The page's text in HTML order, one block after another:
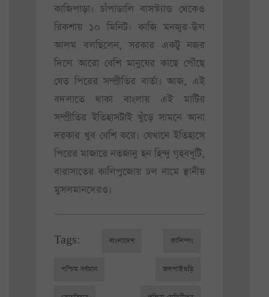
কাজিপাড়া। চাঁপাডালি বাসস্ট্যান্ড থেকেও
রিকশায় ১০ মিনিট। কাজি মনজুর-উল
আলম বলছিলেন, সরকার একটু নজর
দিলে আরো বেশি মানুষের কাছে পৌঁছে
যেত পিরের সম্প্রীতির বার্তা। আজ, এই
বদলাতে থাকা বাংলায় এই মাটির
সম্প্রীতির ইতিহাসটাই খুঁড়ে সামনে আনা
দরকার খুব বেশি করে। যেখানে ইতিহাসে
পিরের মাজারে নতজানু হন হিন্দু গৃহবধূটি,
বারাসাতের কালিপুজোয় ঢল নামে স্থানীয়
মুসলমানদেরও।
Tags: বাংলাদেশ কালিম্পং
পশ্চিম বর্ধমান জলপাইগুড়ি